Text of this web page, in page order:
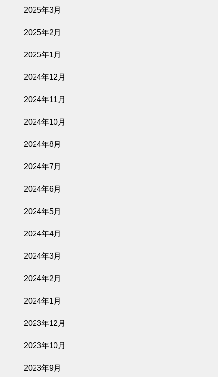
2025年3月
2025年2月
2025年1月
2024年12月
2024年11月
2024年10月
2024年8月
2024年7月
2024年6月
2024年5月
2024年4月
2024年3月
2024年2月
2024年1月
2023年12月
2023年10月
2023年9月